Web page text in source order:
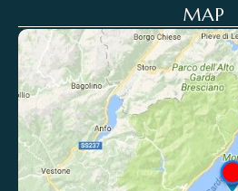
MAP